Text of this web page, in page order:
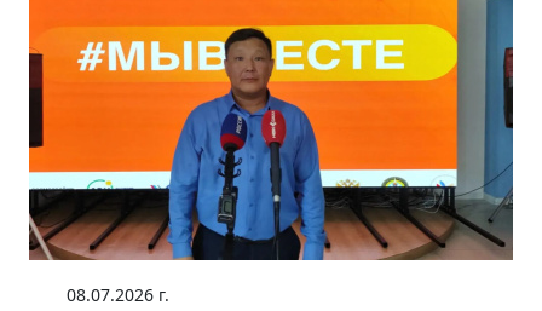
08.07.2026 г.